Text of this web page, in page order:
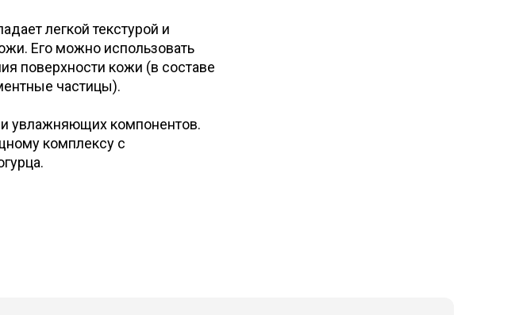
легкой текстурой и
Его можно использовать
поверхности кожи (в составе
частицы).
увлажняющих компонентов.
комплексу с